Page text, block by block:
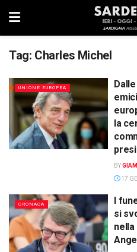
Tag: Charles Michel
UNIONE EUROPEA
la
BY
17
CRONACA
I
si
nella